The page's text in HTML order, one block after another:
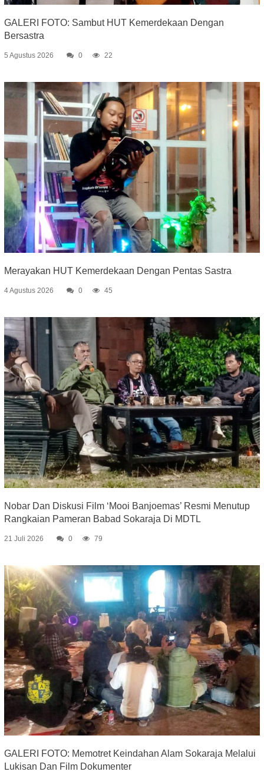
GALERI FOTO: Sambut HUT Kemerdekaan Dengan
Bersastra
5 Agustus 2026 0 22
Merayakan HUT Kemerdekaan Dengan Pentas Sastra
4 Agustus 2026 0 45
Nobar Dan Diskusi Film ‘Mooi Banjoemas’ Resmi Menutup
Rangkaian Pameran Babad Sokaraja Di MDTL
21 Juli 2026 0 79
GALERI FOTO: Memotret Keindahan Alam Sokaraja Melalui
Lukisan Dan Film Dokumenter